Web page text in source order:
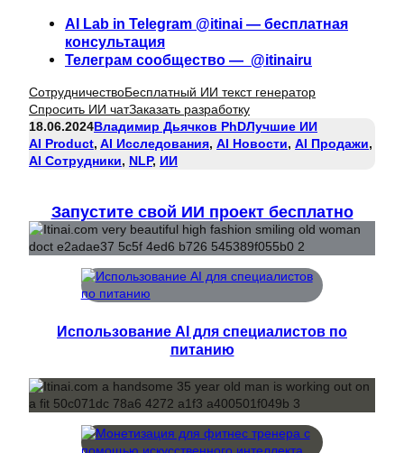
AI Lab in Telegram @itinai — бесплатная
консультация
Телеграм сообщество — @itinairu
СотрудничествоБесплатный ИИ текст генератор
Спросить ИИ чатЗаказать разработку
18.06.2024Владимир Дьячков PhDЛучшие ИИ
AI Product, AI Исследования, AI Новости, AI Продажи
AI Сотрудники, NLP, ИИ
Запустите свой ИИ проект бесплатно
Использование AI для специалистов по
питанию